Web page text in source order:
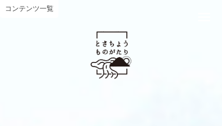
コンテンツ一覧